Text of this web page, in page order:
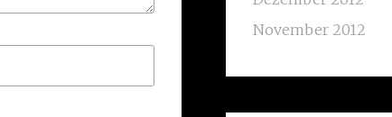
November 2012